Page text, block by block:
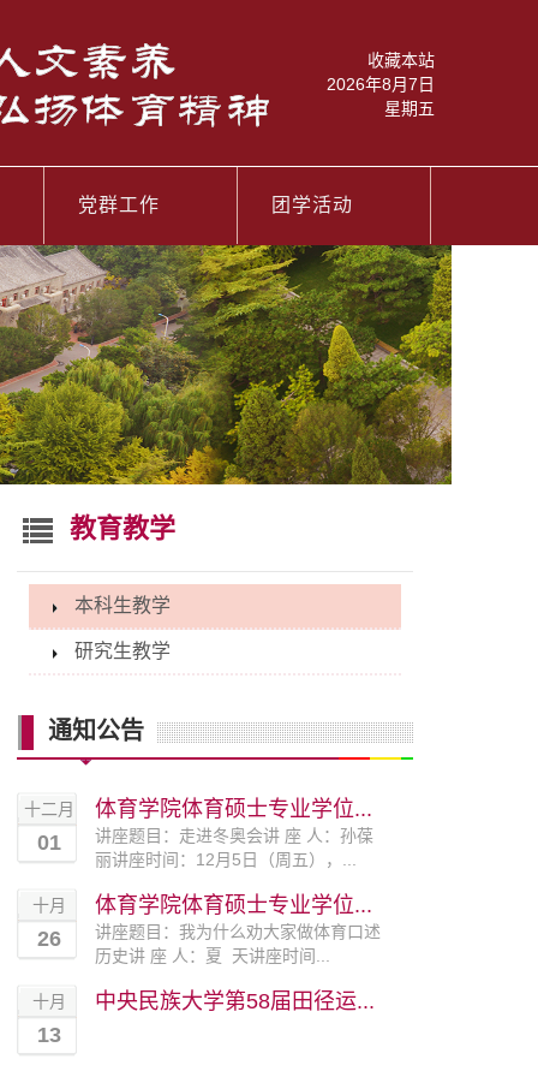
收藏本站
2026年8月7日
星期五
党群工作 团学活动
教育教学
本科生教学
研究生教学
通知公告
十二月
01
体育学院体育硕士专业学位...
讲座题目：走进冬奥会讲 座 人：孙葆
丽讲座时间：12月5日（周五），...
十月
26
体育学院体育硕士专业学位...
讲座题目：我为什么劝大家做体育口述
历史讲 座 人：夏 天讲座时间...
十月
13
中央民族大学第58届田径运...